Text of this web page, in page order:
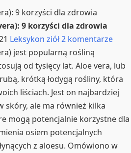
9 korzyści dla zdrowia
9 korzyści dla zdrowia
Leksykon ziół2 komentarze
jest popularną rośliną
od tysięcy lat. Aloe vera, lub
krótką łodygą rośliny, która
liściach. Jest on najbardziej
skóry, ale ma również kilka
mogą potencjalnie korzystne dla
osiem potencjalnych
z aloesu. Omówiono w